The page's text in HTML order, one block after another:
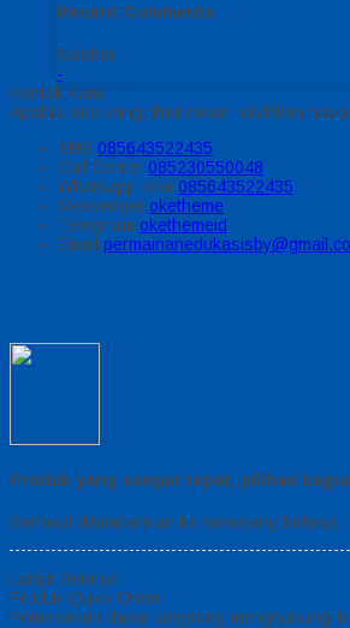
Recent Comments
Sidebar
-
Kontak Kami
Apabila ada yang ditanyakan, silahkan
SMS 085643522435
Call Center 085230550048
Whatsapp Icha 085643522435
Messenger oketheme
Telegrram okethemeid
Email
Produk yang sangat tepat, pilihan
Berhasil ditambahkan ke keranjang belanja
Lanjut Belanja
Produk Quick Order
Pemesanan dapat langsung menghubungi